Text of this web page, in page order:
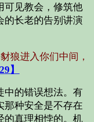
可见教会，修筑他
的长老的告别讲演
狼进入你们中间，
】
中的错误想法。有
那种安全是不存在
的真理相悖的。机